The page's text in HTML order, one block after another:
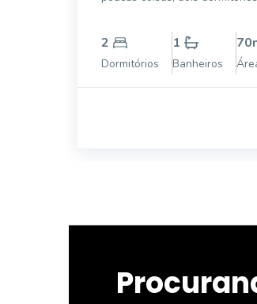
2
Dormitórios
1
Banheiros
70